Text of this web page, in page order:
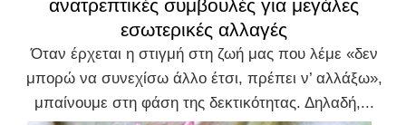
ανατρεπτικές συμβουλές για μεγάλες
εσωτερικές αλλαγές
Όταν έρχεται η στιγμή στη ζωή μας που λέμε «δεν
μπορώ να συνεχίσω άλλο έτσι, πρέπει ν’ αλλάξω»,
μπαίνουμε στη φάση της δεκτικότητας. Δηλαδή,...